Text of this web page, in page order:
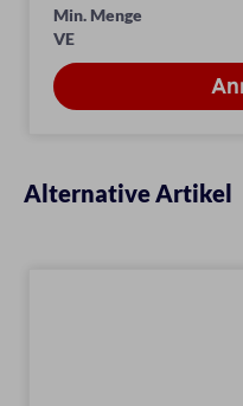
Min. Menge
VE
Alternative Artikel